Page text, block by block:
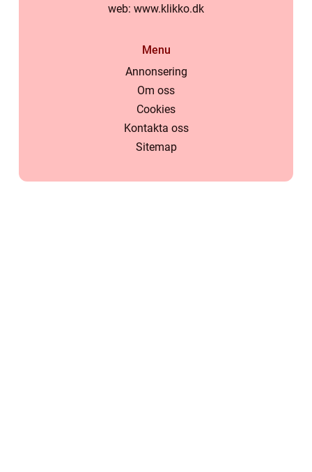
web: www.klikko.dk
Menu
Annonsering
Om oss
Cookies
Kontakta oss
Sitemap